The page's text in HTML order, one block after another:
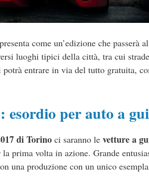
come un’edizione che passerà
luoghi tipici della città, tra cui
entrare in via del tutto gratuita,
esordio per auto a
di Torino ci saranno le vetture a
prima volta in azione. Grande
una produzione con un unico